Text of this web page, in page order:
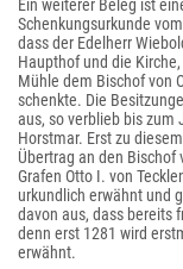
Ein weiterer Beleg ist
Schenkungsurkunde
dass der Edelherr
Haupthof und die
Mühle dem Bischof von
schenkte. Die
aus, so verblieb bis zum
Horstmar. Erst zu
Übertrag an den Bischof
Grafen Otto I. von
urkundlich erwähnt und
davon aus, dass bereits
denn erst 1281 wird
erwähnt.